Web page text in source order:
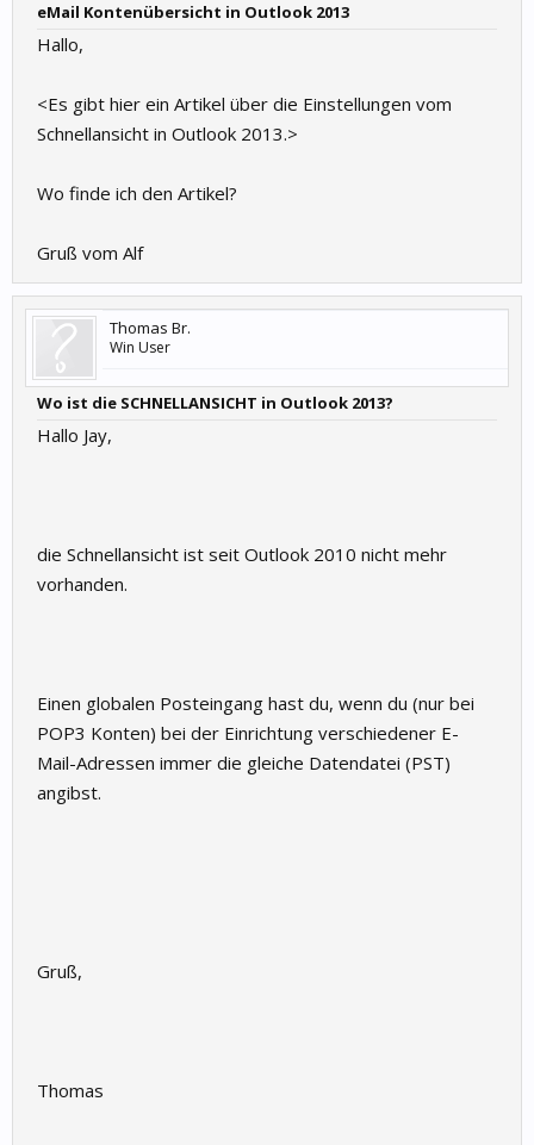
eMail Kontenübersicht in Outlook 2013
Hallo,
<Es gibt hier ein Artikel über die Einstellungen vom
Schnellansicht in Outlook 2013.>
Wo finde ich den Artikel?
Gruß vom Alf
Thomas Br.
Win User
Wo ist die SCHNELLANSICHT in Outlook 2013?
Hallo Jay,
die Schnellansicht ist seit Outlook 2010 nicht mehr
vorhanden.
Einen globalen Posteingang hast du, wenn du (nur bei
POP3 Konten) bei der Einrichtung verschiedener E-
Mail-Adressen immer die gleiche Datendatei (PST)
angibst.
Gruß,
Thomas